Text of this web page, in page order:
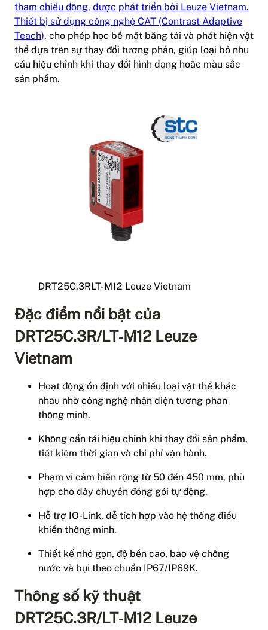
tham chiếu động, được phát triển bởi Leuze Vietnam.
Thiết bị sử dụng công nghệ CAT (Contrast Adaptive
Teach), cho phép học bề mặt băng tải và phát hiện vật
thể dựa trên sự thay đổi tương phản, giúp loại bỏ nhu
cầu hiệu chỉnh khi thay đổi hình dạng hoặc màu sắc
sản phẩm.
DRT25C.3RLT-M12 Leuze Vietnam
Đặc điểm nổi bật của
DRT25C.3R/LT‑M12 Leuze
Vietnam
Hoạt động ổn định với nhiều loại vật thể khác
nhau nhờ công nghệ nhận diện tương phản
thông minh.
Không cần tái hiệu chỉnh khi thay đổi sản phẩm,
tiết kiệm thời gian và chi phí vận hành.
Phạm vi cảm biến rộng từ 50 đến 450 mm, phù
hợp cho dây chuyền đóng gói tự động.
Hỗ trợ IO-Link, dễ tích hợp vào hệ thống điều
khiển thông minh.
Thiết kế nhỏ gọn, độ bền cao, bảo vệ chống
nước và bụi theo chuẩn IP67/IP69K.
Thông số kỹ thuật
DRT25C.3R/LT‑M12 Leuze